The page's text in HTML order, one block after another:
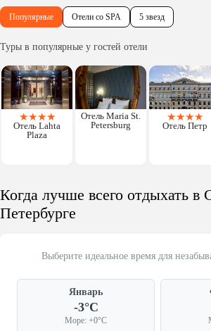
Популярные Отели со SPA 5 звезд
Туры в популярные у гостей отели
★★★★
Отель Lahta
Plaza
Отель Maria St.
Petersburg
★★★★
Отель Петр
Когда лучше всего отдыхать в
Петербурге
Выберите идеальное время для
Январь
-3°C
Море: +0°C